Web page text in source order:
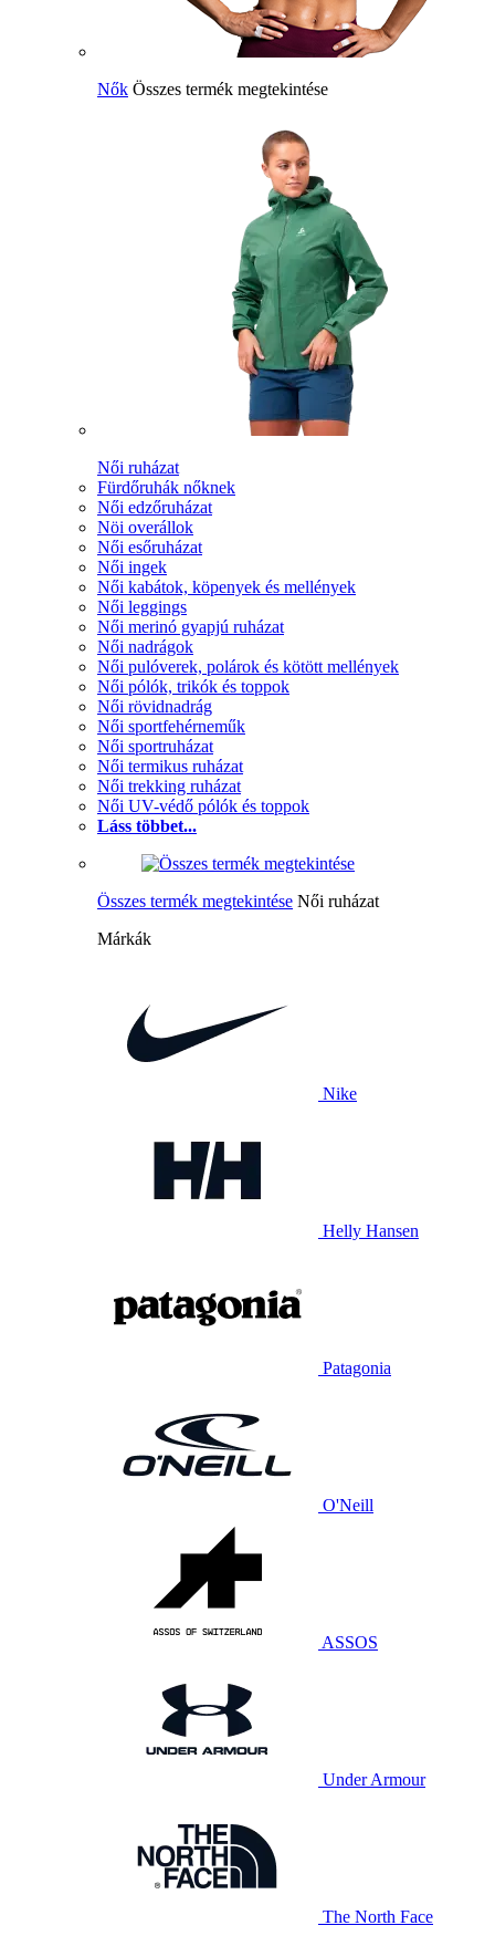
Nők Összes termék megtekintése
Női ruházat
Fürdőruhák nőknek
Női edzőruházat
Nöi overállok
Női esőruházat
Női ingek
Női kabátok, köpenyek és mellények
Női leggings
Női merinó gyapjú ruházat
Női nadrágok
Női pulóverek, polárok és kötött mellények
Női pólók, trikók és toppok
Női rövidnadrág
Női sportfehérneműk
Női sportruházat
Női termikus ruházat
Női trekking ruházat
Női UV-védő pólók és toppok
Láss többet...
Összes termék megtekintése Női ruházat
Márkák
Nike
Helly Hansen
Patagonia
O'Neill
ASSOS
Under Armour
The North Face